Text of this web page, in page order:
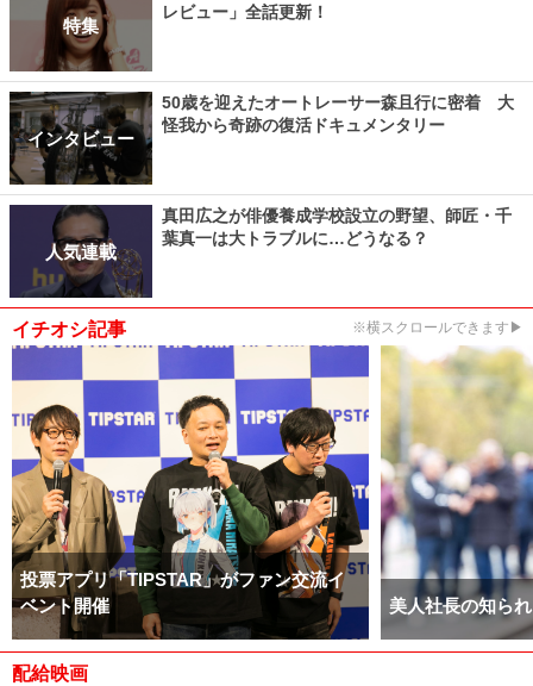
特集
レビュー」全話更新！
インタビュー
50歳を迎えたオートレーサー森且行に密着 大
怪我から奇跡の復活ドキュメンタリー
人気連載
真田広之が俳優養成学校設立の野望、師匠・千
葉真一は大トラブルに…どうなる？
イチオシ記事 ※横スクロールできます▶
投票アプリ「TIPSTAR」がファン交流イ
ベント開催
美人社長の知ら
配給映画